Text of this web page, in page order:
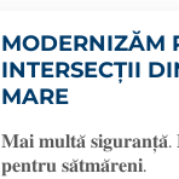
MODERNIZĂM
INTERSECȚII
MARE
𝐌𝐚𝐢 𝐦𝐮𝐥𝐭𝐚̆ 𝐬𝐢𝐠𝐮𝐫𝐚𝐧𝐭̦𝐚̆.
𝐩𝐞𝐧𝐭𝐫𝐮 𝐬𝐚̆𝐭𝐦𝐚̆𝐫𝐞𝐧𝐢.